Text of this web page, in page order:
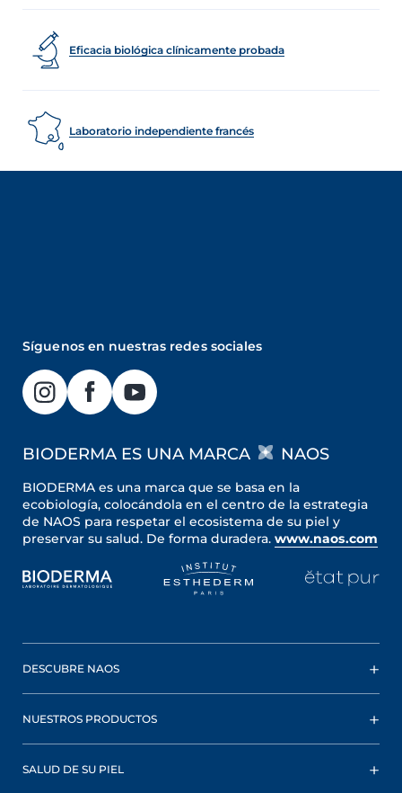
Eficacia biológica clínicamente probada
Laboratorio independiente francés
Síguenos en nuestras redes sociales
BIODERMA ES UNA MARCA NAOS
BIODERMA es una marca que se basa en la
ecobiología, colocándola en el centro de la estrategia
de NAOS para respetar el ecosistema de su piel y
preservar su salud. De forma duradera. www.naos.com
DESCUBRE NAOS
NUESTROS PRODUCTOS
SALUD DE SU PIEL